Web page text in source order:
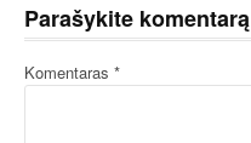
Parašykite komentarą
Komentaras *